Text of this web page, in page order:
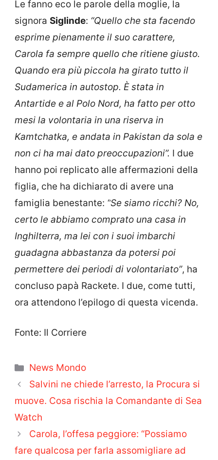
Le fanno eco le parole della moglie, la
signora Siglinde: “Quello che sta facendo
esprime pienamente il suo carattere,
Carola fa sempre quello che ritiene giusto.
Quando era più piccola ha girato tutto il
Sudamerica in autostop. È stata in
Antartide e al Polo Nord, ha fatto per otto
mesi la volontaria in una riserva in
Kamtchatka, e andata in Pakistan da sola e
non ci ha mai dato preoccupazioni”. I due
hanno poi replicato alle affermazioni della
figlia, che ha dichiarato di avere una
famiglia benestante: “Se siamo ricchi? No,
certo le abbiamo comprato una casa in
Inghilterra, ma lei con i suoi imbarchi
guadagna abbastanza da potersi poi
permettere dei periodi di volontariato”, ha
concluso papà Rackete. I due, come tutti,
ora attendono l’epilogo di questa vicenda.
Fonte: Il Corriere
Categorie
News Mondo
Salvini ne chiede l’arresto, la Procura si
muove. Cosa rischia la Comandante di Sea
Watch
Carola, l’offesa peggiore: “Possiamo
fare qualcosa per farla assomigliare ad